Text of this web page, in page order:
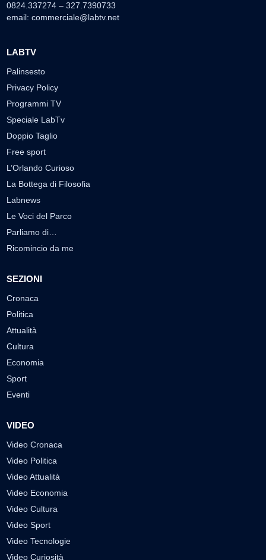
0824.337274 – 327.7390733
email: commerciale@labtv.net
LABTV
Palinsesto
Privacy Policy
Programmi TV
Speciale LabTv
Doppio Taglio
Free sport
L’Orlando Curioso
La Bottega di Filosofia
Labnews
Le Voci del Parco
Parliamo di…
Ricomincio da me
SEZIONI
Cronaca
Politica
Attualità
Cultura
Economia
Sport
Eventi
VIDEO
Video Cronaca
Video Politica
Video Attualità
Video Economia
Video Cultura
Video Sport
Video Tecnologie
Video Curiosità